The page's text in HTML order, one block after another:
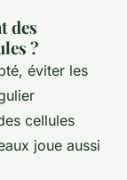
des
?
éviter les
cellules
joue aussi